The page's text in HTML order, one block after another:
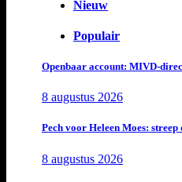
Nieuw
Populair
Openbaar account: MIVD-
8 augustus 2026
Pech voor Heleen Moes:
8 augustus 2026